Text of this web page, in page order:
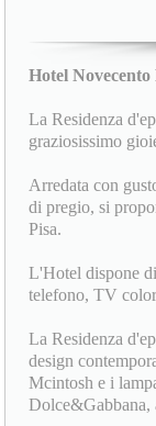
Hotel Novecento
La Residenza
graziosissimo
Arredata con
di pregio, si
Pisa.
L'Hotel dispone
telefono, TV
La Residenza
design
Mcintosh e i
Dolce&Gabbana,